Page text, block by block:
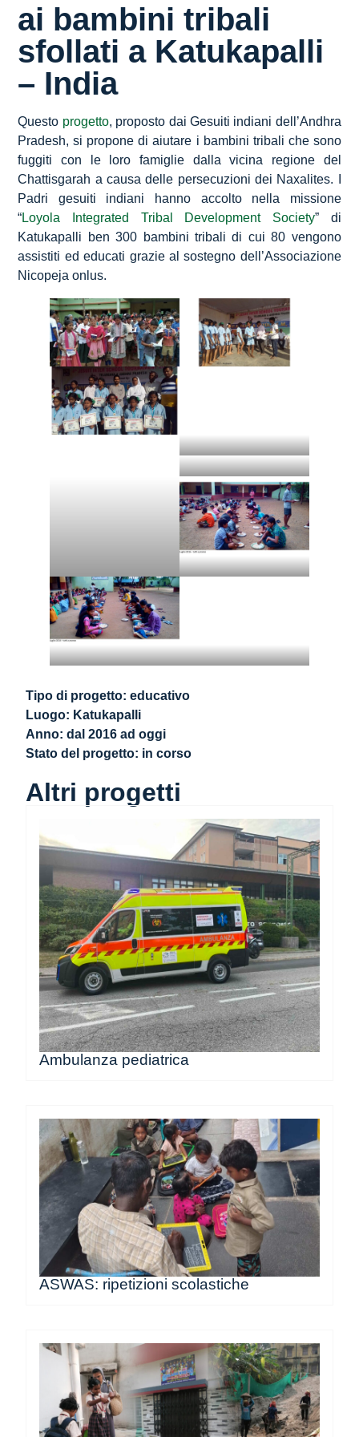
ai bambini tribali
sfollati a Katukapalli
– India
Questo progetto, proposto dai Gesuiti indiani dell’Andhra
Pradesh, si propone di aiutare i bambini tribali che sono
fuggiti con le loro famiglie dalla vicina regione del
Chattisgarah a causa delle persecuzioni dei Naxalites. I
Padri gesuiti indiani hanno accolto nella missione
“Loyola Integrated Tribal Development Society” di
Katukapalli ben 300 bambini tribali di cui 80 vengono
assistiti ed educati grazie al sostegno dell’Associazione
Nicopeja onlus.
Tipo di progetto: educativo
Luogo: Katukapalli
Anno: dal 2016 ad oggi
Stato del progetto: in corso
Altri progetti
Ambulanza pediatrica
ASWAS: ripetizioni scolastiche